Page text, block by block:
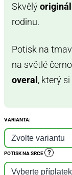
Skvělý
rodinu.
Potisk na
na světlé
overal , který
VARIANTA:
POTISK NA SRCE ?